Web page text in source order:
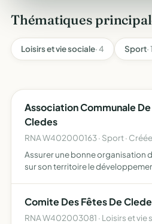
Thématiques
Loisirs et vie sociale· 4 Sport· 1
Association Communale
Cledes
RNA W402000163 · Sport · Créée
Assurer une bonne organisation
sur son territoire le
Comite Des Fêtes De
RNA W402003081 · Loisirs et vie